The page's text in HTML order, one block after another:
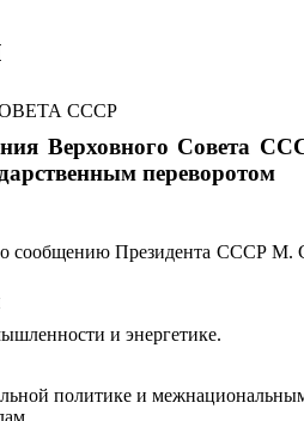
СССР
Верховного Совета
переворотом
сообщению Президента СССР М.
и энергетике.
политике и